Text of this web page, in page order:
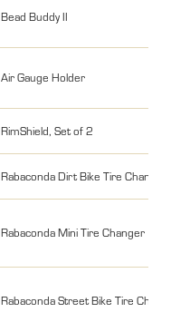
Bead Buddy II
Air Gauge Holder
RimShield, Set of 2
Rabaconda Dirt Bike Tire Changer
Rabaconda Mini Tire Changer
Rabaconda Street Bike Tire